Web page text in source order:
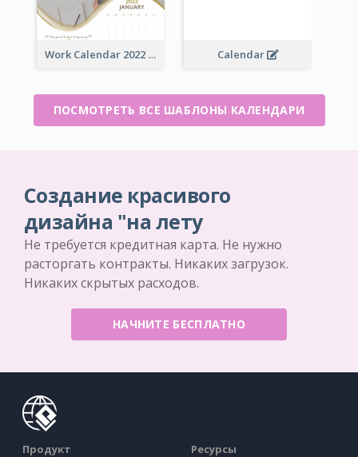
Work Calendar 2022 Calendar
ПОСМОТРЕТЬ ВСЕ ШАБЛОНЫ КАЛЕНДАРИ
Создание красивого
дизайна "на лету
Не требуется кредитная карта. Не нужно
расторгать контракты. Никаких загрузок.
Никаких скрытых расходов.
НАЧНИТЕ БЕСПЛАТНО
Продукт Ресурсы